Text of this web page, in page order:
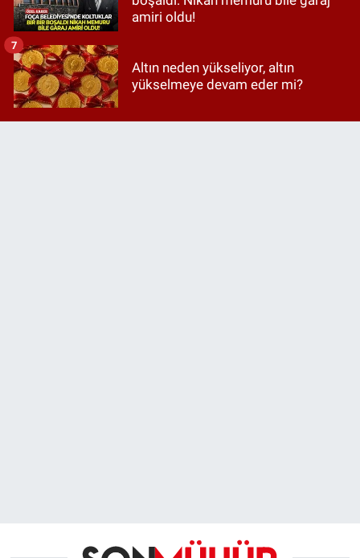
amiri oldu!
Altın neden yükseliyor, altın
yükselmeye devam eder mi?
7